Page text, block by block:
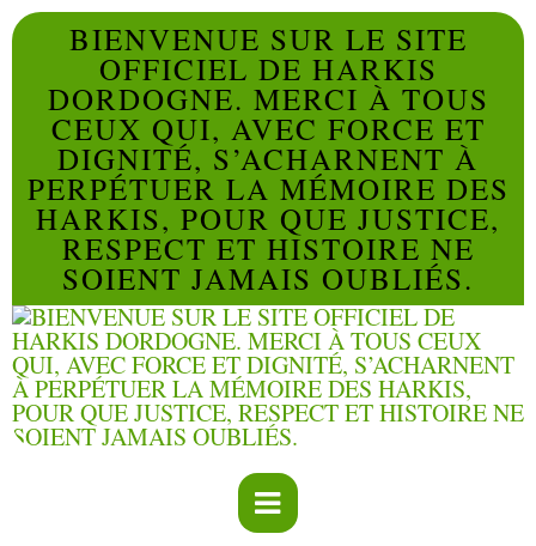
BIENVENUE SUR LE SITE
OFFICIEL DE HARKIS
DORDOGNE. MERCI À TOUS
CEUX QUI, AVEC FORCE ET
DIGNITÉ, S’ACHARNENT À
PERPÉTUER LA MÉMOIRE DES
HARKIS, POUR QUE JUSTICE,
RESPECT ET HISTOIRE NE
SOIENT JAMAIS OUBLIÉS.